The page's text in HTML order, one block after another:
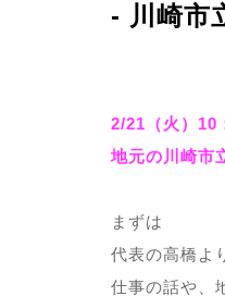
- 川崎市
2/21（火）10
地元の川崎市
まずは
代表の高橋よ
仕事の話や、